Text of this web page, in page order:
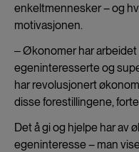
enkeltmennesker – og
motivasjonen.
‒ Økonomer har arbeidet
egeninteresserte og
har revolusjonert
disse forestillingene,
Det å gi og hjelpe har av
egeninteresse – man